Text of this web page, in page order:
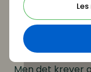
8. mars er en
fokuserer også
handler det
at mulighetene
Men det krever